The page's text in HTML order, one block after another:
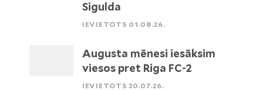
Sigulda
IEVIETOTS 01.08.26.
Augusta mēnesi iesāksim
viesos pret Riga FC-2
IEVIETOTS 30.07.26.